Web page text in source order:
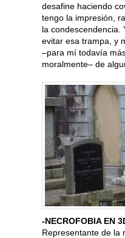
desafine haciendo
tengo la impresión,
la condescendencia.
evitar esa trampa, y
–para mí todavía
moralmente– de
-NECROFOBIA EN
Representante de la